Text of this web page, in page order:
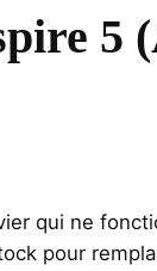
5
qui ne
pour